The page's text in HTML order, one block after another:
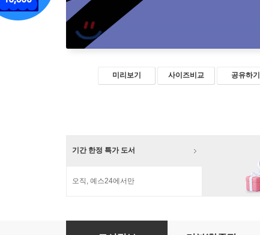
미리보기 사이즈비교 공유하기
기간 한정 특가 도서
오직, 예스24에서만
인권, 여성의 눈으로 보다